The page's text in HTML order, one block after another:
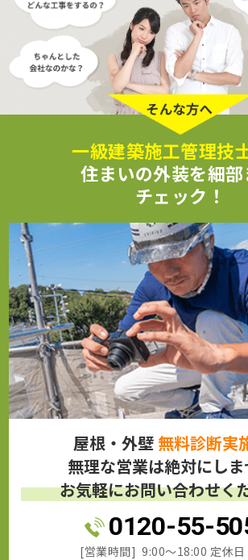
一級建築施工管理技
住まいの外装を細部
チェック！
屋根・外壁 無料診断実
無理な営業は絶対にしま
お気軽にお問い合わせく
0120-55-
[営業時間] 9:00～18:00 定休日